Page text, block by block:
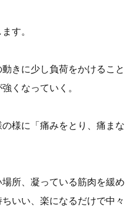
す。
きに少し負荷をかけること
くなっていく。
様に「痛みをとり、痛まな
所、凝っている筋肉を緩め
いい、楽になるだけで中々